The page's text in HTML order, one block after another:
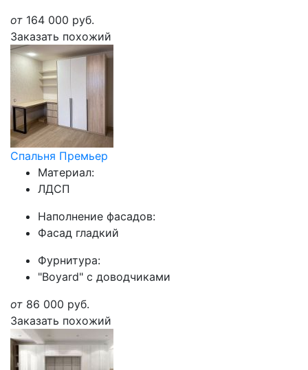
от 164 000 руб.
Заказать похожий
Спальня Премьер
Материал:
ЛДСП
Наполнение фасадов:
Фасад гладкий
Фурнитура:
"Boyard" с доводчиками
от 86 000 руб.
Заказать похожий